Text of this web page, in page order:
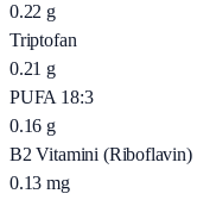
0.22 g
Triptofan
0.21 g
PUFA 18:3
0.16 g
B2 Vitamini (Riboflavin)
0.13 mg